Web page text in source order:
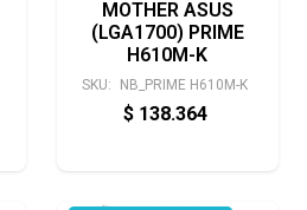
MOTHER ASUS
(LGA1700) PRIME
H610M-K
SKU: NB_PRIME H610M-K
$ 138.364